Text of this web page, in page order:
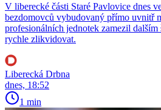
V liberecké části Staré Pavlovice dnes
bezdomovců vybudovaný přímo uvnitř
profesionálních jednotek zamezil dalším
rychle zlikvidovat.
Liberecká Drbna
dnes, 18:52
1 min